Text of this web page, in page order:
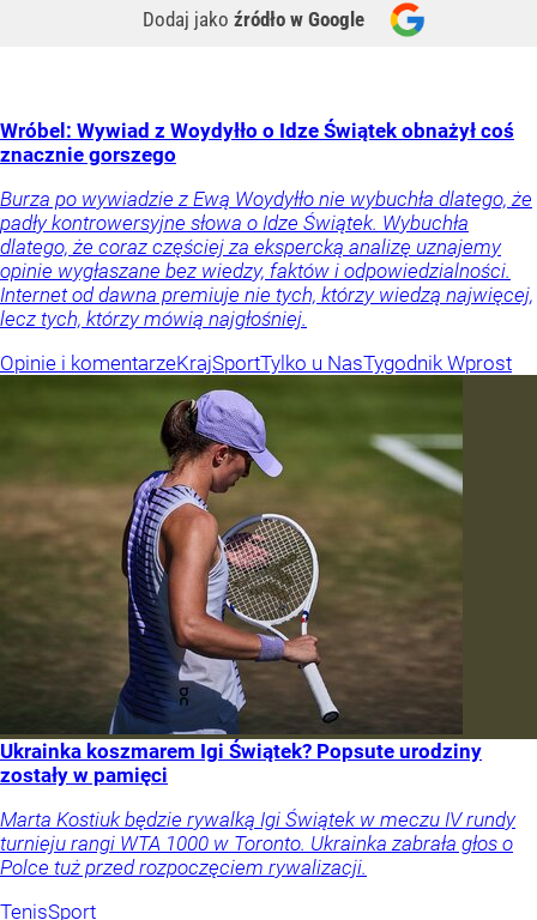
Dodaj jako źródło w Google
Wróbel: Wywiad z Woydyłło o Idze Świątek obnażył coś
znacznie gorszego
Burza po wywiadzie z Ewą Woydyłło nie wybuchła dlatego, że
padły kontrowersyjne słowa o Idze Świątek. Wybuchła
dlatego, że coraz częściej za ekspercką analizę uznajemy
opinie wygłaszane bez wiedzy, faktów i odpowiedzialności.
Internet od dawna premiuje nie tych, którzy wiedzą najwięcej,
lecz tych, którzy mówią najgłośniej.
Opinie i komentarzeKrajSportTylko u NasTygodnik Wprost
Ukrainka koszmarem Igi Świątek? Popsute urodziny
zostały w pamięci
Marta Kostiuk będzie rywalką Igi Świątek w meczu IV rundy
turnieju rangi WTA 1000 w Toronto. Ukrainka zabrała głos o
Polce tuż przed rozpoczęciem rywalizacji.
TenisSport